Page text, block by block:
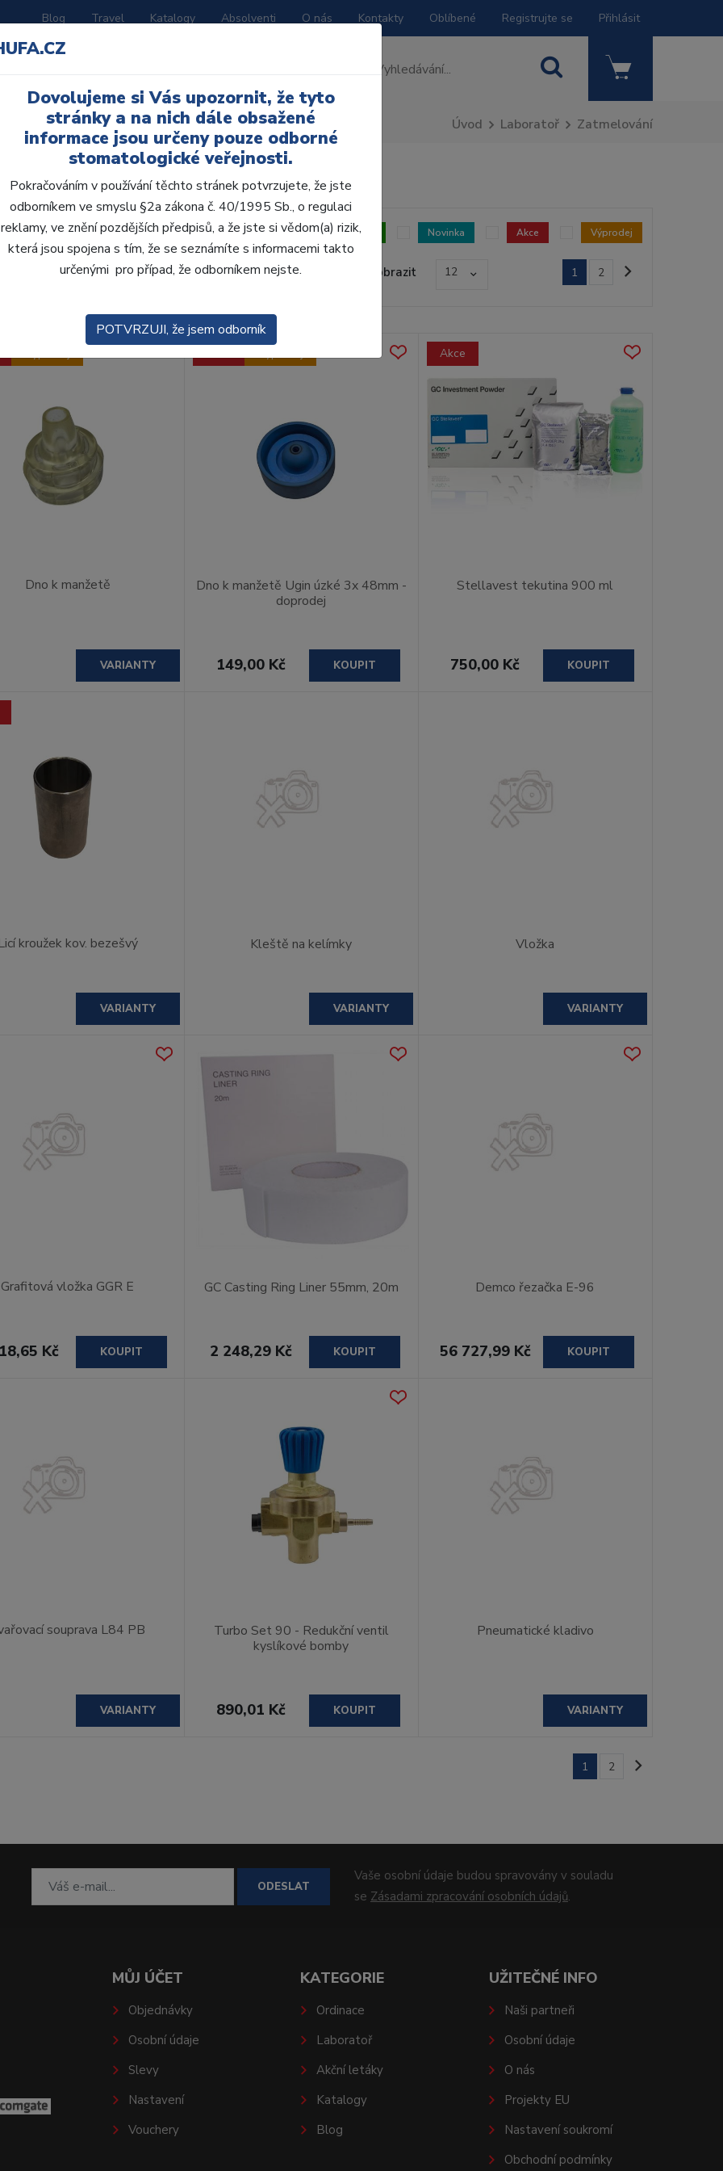
Blog Travel Katalogy Absolventi O nás Kontakty Oblíbené Registrujte se Přihlásit
Úvod Laboratoř Zatmelování
Skladem Novinka Akce Výprodej
Výchozí Zobrazit 12 1 2
Dno k manžetě
VARIANTY
Dno k manžetě Ugin úzké 3x 48mm -
doprodej
149,00 Kč KOUPIT
Akce
Stellavest tekutina 900 ml
750,00 Kč KOUPIT
kroužek kov. bezešvý
VARIANTY
Kleště na kelímky
VARIANTY
Vložka
VARIANTY
Grafitová vložka GGR E
Kč KOUPIT
GC Casting Ring Liner 55mm, 20m
2 248,29 Kč KOUPIT
Demco řezačka E-96
56 727,99 Kč KOUPIT
souprava L84 PB
VARIANTY
Turbo Set 90 - Redukční ventil
kyslíkové bomby
890,01 Kč KOUPIT
Pneumatické kladivo
VARIANTY
1 2
ODESLAT
Vaše osobní údaje budou spravovány v souladu
se Zásadami zpracování osobních údajů.
MŮJ ÚČET
Objednávky
Osobní údaje
Slevy
Nastavení
Vouchery
KATEGORIE
Ordinace
Laboratoř
Akční letáky
Katalogy
Blog
UŽITEČNÉ INFO
Naši partneři
Osobní údaje
O nás
Projekty EU
Nastavení soukromí
Obchodní podmínky
Dovolujeme si Vás upozornit, že tyto
stránky a na nich dále obsažené
informace jsou určeny pouze odborné
stomatologické veřejnosti.
Pokračováním v používání těchto stránek potvrzujete, že jste
odborníkem ve smyslu §2a zákona č. 40/1995 Sb., o regulaci
reklamy, ve znění pozdějších předpisů, a že jste si vědom(a) rizik,
která jsou spojena s tím, že se seznámíte s informacemi takto
určenými pro případ, že odborníkem nejste.
POTVRZUJI, že jsem odborník